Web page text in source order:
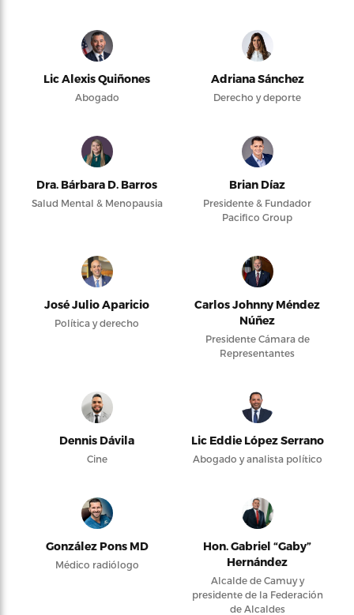
Lic Alexis Quiñones
Abogado
Adriana Sánchez
Derecho y deporte
Dra. Bárbara D. Barros
Salud Mental & Menopausia
Brian Díaz
Presidente & Fundador
Pacifico Group
José Julio Aparicio
Política y derecho
Carlos Johnny Méndez
Núñez
Presidente Cámara de
Representantes
Dennis Dávila
Cine
Lic Eddie López Serrano
Abogado y analista político
González Pons MD
Médico radiólogo
Hon. Gabriel “Gaby”
Hernández
Alcalde de Camuy y
presidente de la Federación
de Alcaldes